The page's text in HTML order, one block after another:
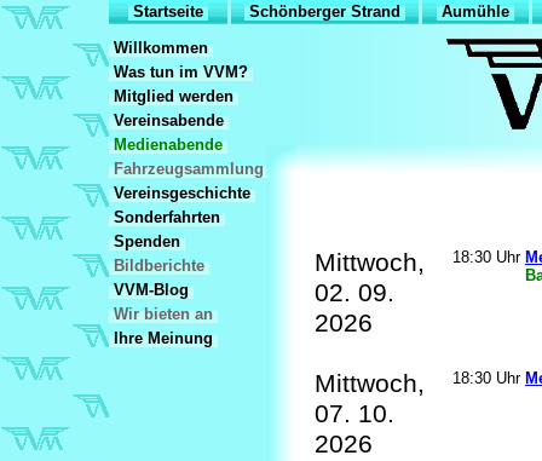
Startseite Schönberger Strand
Aumühle
Willkommen
Was tun im VVM?
Mitglied werden
Vereinsabende
Medienabende
Fahrzeugsammlung
Vereinsgeschichte
Sonderfahrten
Spenden
Bildberichte
VVM-Blog
Wir bieten an
Ihre Meinung
Mittwoch,
02. 09.
2026
18:30 Uhr
Mittwoch,
07. 10.
2026
18:30 Uhr